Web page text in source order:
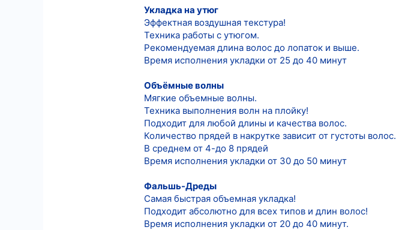
Укладка на утюг
Эффектная воздушная текстура!
Техника работы с утюгом.
Рекомендуемая длина волос до лопаток и выше.
Время исполнения укладки от 25 до 40 минут
Объёмные волны
Мягкие объемные волны.
Техника выполнения волн на плойку!
Подходит для любой длины и качества волос.
Количество прядей в накрутке зависит от густоты волос.
В среднем от 4-до 8 прядей
Время исполнения укладки от 30 до 50 минут
Фальшь-Дреды
Самая быстрая объемная укладка!
Подходит абсолютно для всех типов и длин волос!
Время исполнения укладки от 20 до 40 минут.